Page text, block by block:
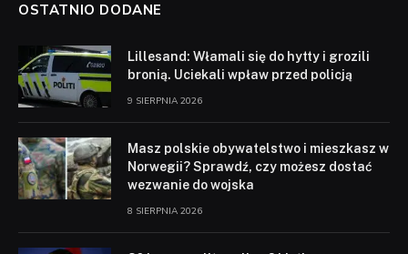
OSTATNIO DODANE
Lillesand: Włamali się do hytty i grozili
bronią. Uciekali wpław przed policją
9 SIERPNIA 2026
Masz polskie obywatelstwo i mieszkasz w
Norwegii? Sprawdź, czy możesz dostać
wezwanie do wojska
8 SIERPNIA 2026